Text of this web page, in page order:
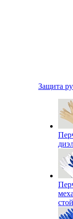
Защита